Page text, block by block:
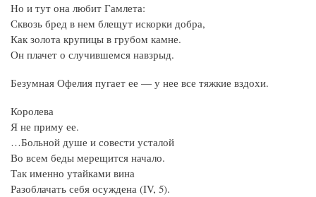
Но и тут она любит Гамлета:
Сквозь бред в нем блещут искорки добра,
Как золота крупицы в грубом камне.
Он плачет о случившемся навзрыд.
Безумная Офелия пугает ее — у нее все тяжкие вздохи.
Королева
Я не приму ее.
…Больной душе и совести усталой
Во всем беды мерещится начало.
Так именно утайками вина
Разоблачать себя осуждена (IV, 5).